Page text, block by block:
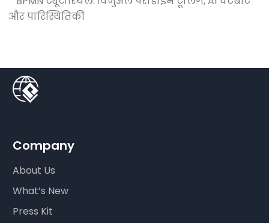
और पारिस्थितिकी
Company
About Us
What’s New
Press Kit